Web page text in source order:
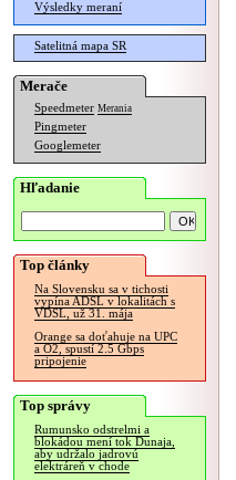
Výsledky meraní
Satelitná mapa SR
Merače
Speedmeter Merania
Pingmeter
Googlemeter
Hľadanie
Top články
Na Slovensku sa v tichosti
vypína ADSL v lokalitách s
VDSL, už 31. mája
Orange sa doťahuje na UPC
a O2, spustí 2.5 Gbps
pripojenie
Top správy
Rumunsko odstrelmi a
blokádou mení tok Dunaja,
aby udržalo jadrovú
elektráreň v chode